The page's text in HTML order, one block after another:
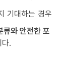
기대하는 경우
류와 안전한 포
.